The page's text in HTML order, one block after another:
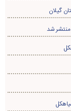
گیلان
منتشر شد